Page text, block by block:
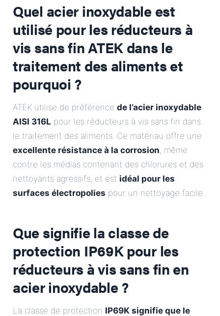
Quel acier inoxydable est
utilisé pour les réducteurs à
vis sans fin ATEK dans le
traitement des aliments et
pourquoi ?
ATEK utilise de préférence de l’acier inoxydable
AISI 316L pour les réducteurs à vis sans fin dans
le traitement des aliments. Ce matériau offre une
excellente résistance à la corrosion, même
contre les médias contenant des chlorures et des
nettoyants agressifs, et est idéal pour les
surfaces électropolies pour un nettoyage facile.
Que signifie la classe de
protection IP69K pour les
réducteurs à vis sans fin en
acier inoxydable ?
La classe de protection IP69K signifie que le